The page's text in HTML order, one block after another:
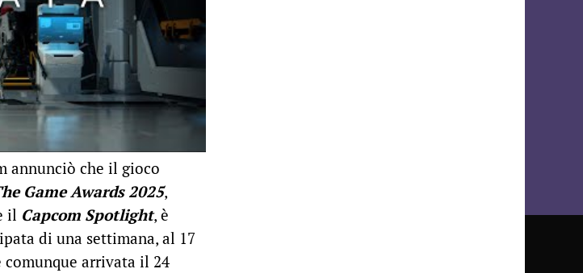
annunciò che il gioco
Game Awards 2025,
il Capcom Spotlight, è
di una settimana, al 17
arrivata il 24